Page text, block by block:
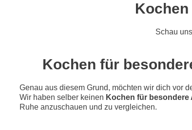
Schau
Kochen für
Genau aus diesem Grund, möchten wir dich vor
Wir haben selber keinen Kochen für besondere
Ruhe anzuschauen und zu vergleichen.